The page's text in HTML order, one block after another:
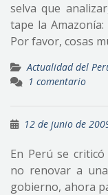
selva que
tape la Amazonía:
Por favor, cosas
Actualidad del
1 comentario
12 de junio de
En Perú se
no renovar a
gobierno, ahora